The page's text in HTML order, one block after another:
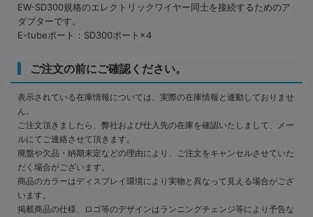
EW-SD300規格のエレクトリックワイヤー同士を接続するためのア
ダプターです。
E-tubeポート：SD300ポート×4
ご注文の前にご確認ください。
表示されている在庫情報については、実際の在庫情報と連動しておりませ
ん。
ご注文頂きましたら、弊社および仕入先の在庫を確認いたしまして、メー
ルにてご連絡させて頂きます。
廃盤や欠品・納期未定などの理由により、ご注文をキャンセルさせていた
だく場合がございます。
商品のカラーはディスプレイ環境により実物と異なって見える場合がござ
います。
掲載商品の仕様、ロゴ等のデザインはランニングチェンジ等により予告な